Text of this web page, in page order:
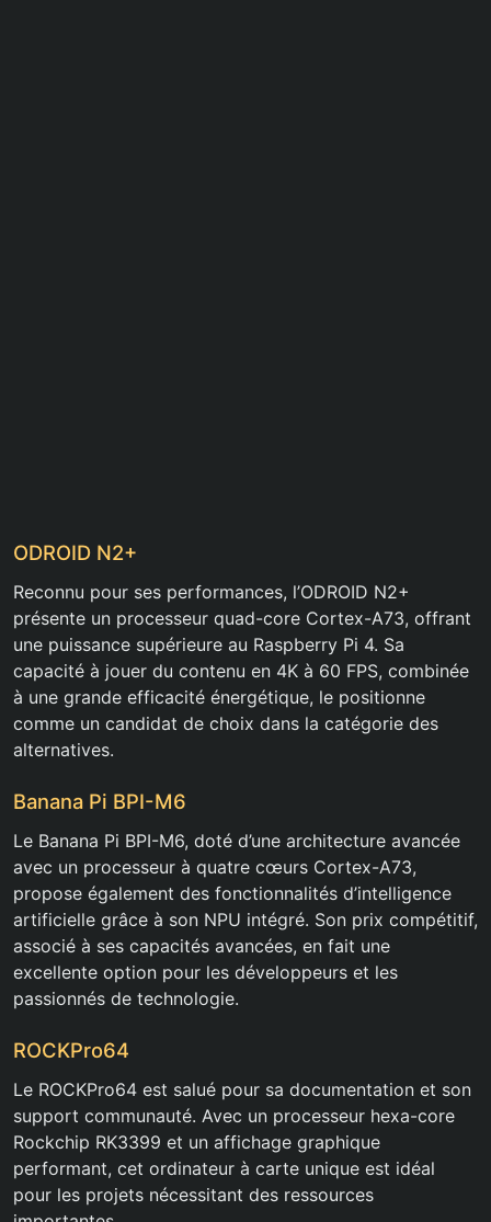
ODROID N2+
Reconnu pour ses performances, l’ODROID N2+
présente un processeur quad-core Cortex-A73, offrant
une puissance supérieure au Raspberry Pi 4. Sa
capacité à jouer du contenu en 4K à 60 FPS, combinée
à une grande efficacité énergétique, le positionne
comme un candidat de choix dans la catégorie des
alternatives.
Banana Pi BPI-M6
Le Banana Pi BPI-M6, doté d’une architecture avancée
avec un processeur à quatre cœurs Cortex-A73,
propose également des fonctionnalités d’intelligence
artificielle grâce à son NPU intégré. Son prix compétitif,
associé à ses capacités avancées, en fait une
excellente option pour les développeurs et les
passionnés de technologie.
ROCKPro64
Le ROCKPro64 est salué pour sa documentation et son
support communauté. Avec un processeur hexa-core
Rockchip RK3399 et un affichage graphique
performant, cet ordinateur à carte unique est idéal
pour les projets nécessitant des ressources